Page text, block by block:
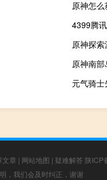
原神怎
4399腾
原神探
原神南
元气骑
文章 | 网站地图 | 疑难解答 陕ICP
，我们会及时纠正，谢谢